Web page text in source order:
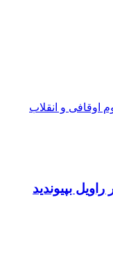
اوقافی و انقلاب